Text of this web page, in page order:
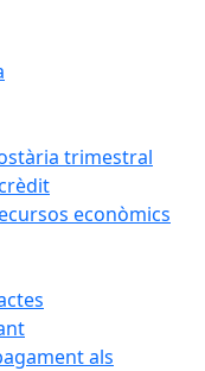
trimestral
econòmics
als